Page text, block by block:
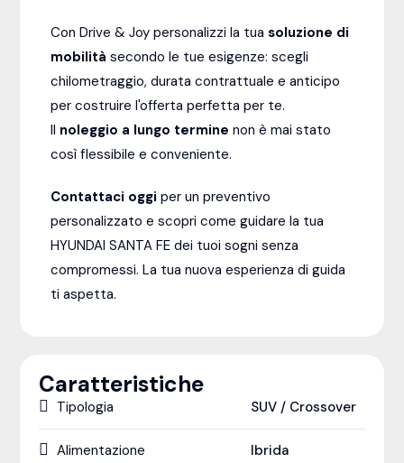
Con Drive & Joy personalizzi la tuasoluzione di
mobilità secondo le tue esigenze: scegli
chilometraggio, durata contrattuale e anticipo
per costruire l'offerta perfetta per te.
Il noleggio a lungo termine non è mai stato
così flessibile e conveniente.
Contattaci oggi per un preventivo
personalizzato e scopri come guidare la tua
HYUNDAI SANTA FE dei tuoi sogni senza
compromessi. La tua nuova esperienza di guida
ti aspetta.
Caratteristiche
Tipologia SUV / Crossover
Alimentazione Ibrida